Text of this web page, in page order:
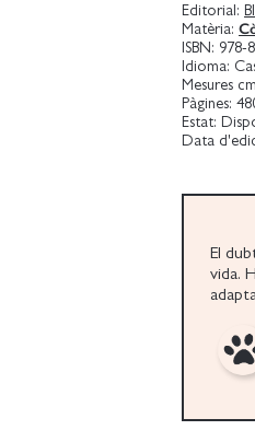
Un
perfecta.
NEW
Editorial:
Matèria:
ISBN: 978-
Idioma:
Mesures
Pàgines:
Estat:
Data
El
vida.